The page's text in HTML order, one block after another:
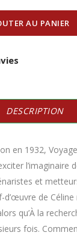
AU PANIER
DESCRIPTION
en 1932,
l’imaginaire
et
de Céline
qu’À la
fois.